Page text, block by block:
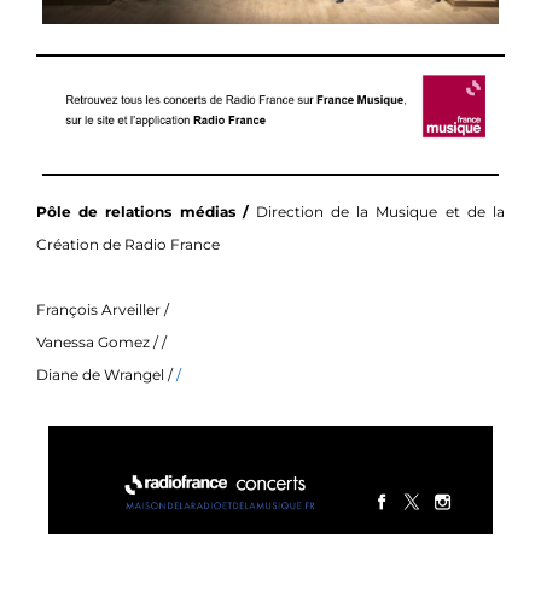
Pôle de relations médias / Direction de la Musique et de la
Création de Radio France
François Arveiller /
Vanessa Gomez / /
Diane de Wrangel //